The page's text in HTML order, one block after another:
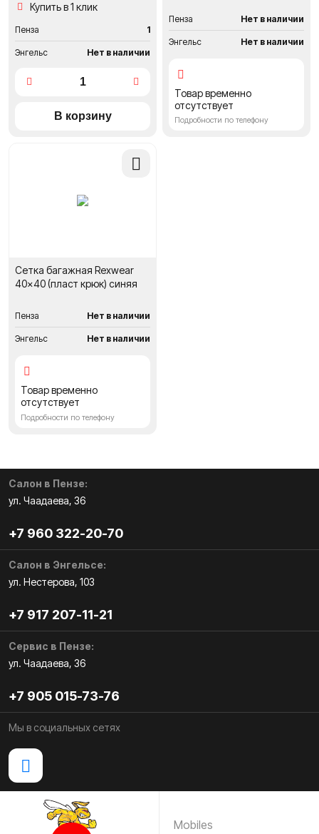
Купить в 1 клик
Пенза 1
Энгельс Нет в наличии
Пенза Нет в наличии
Энгельс Нет в наличии
Товар временно
отсутствует
Подробности по телефону
Добавить
Сетка багажная Rexwear
40x40 (пласт крюк) синяя
Пенза Нет в наличии
Энгельс Нет в наличии
Товар временно
отсутствует
Подробности по телефону
Салон в Пензе:
ул. Чаадаева, 36
+7 960 322-20-70
Салон в Энгельсе:
ул. Нестерова, 103
+7 917 207-11-21
Сервис в Пензе:
ул. Чаадаева, 36
+7 905 015-73-76
Мы в социальных сетях
Mobiles